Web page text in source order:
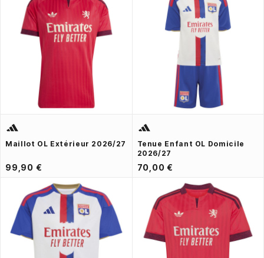
Maillot OL Extérieur 2026/27
99,90 €
Tenue Enfant OL Domicile
2026/27
70,00 €